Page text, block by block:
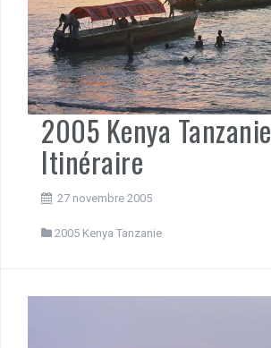
2005 Kenya Tanzanie
Itinéraire
27 novembre 2005
2005 Kenya Tanzanie